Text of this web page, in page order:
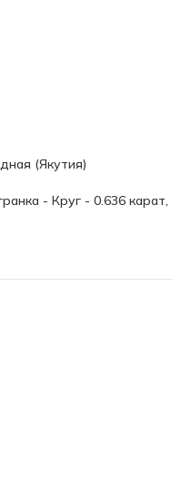
(Якутия)
- Круг - 0.636 карат,